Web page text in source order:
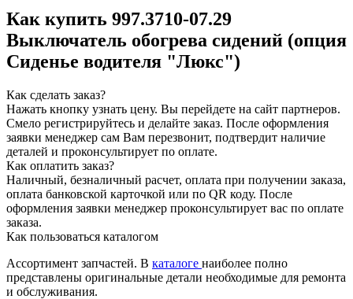
Как купить 997.3710-07.29
Выключатель обогрева сидений (опция
Сиденье водителя "Люкс")
Как сделать заказ?
Нажать кнопку узнать цену. Вы перейдете на сайт партнеров.
Смело регистрируйтесь и делайте заказ. После оформления
заявки менеджер сам Вам перезвонит, подтвердит наличие
деталей и проконсультирует по оплате.
Как оплатить заказ?
Наличный, безналичный расчет, оплата при получении заказа,
оплата банковской карточкой или по QR коду. После
оформления заявки менеджер проконсультирует вас по оплате
заказа.
Как пользоваться каталогом
Ассортимент запчастей. В каталоге наиболее полно
представлены оригинальные детали необходимые для ремонта
и обслуживания.